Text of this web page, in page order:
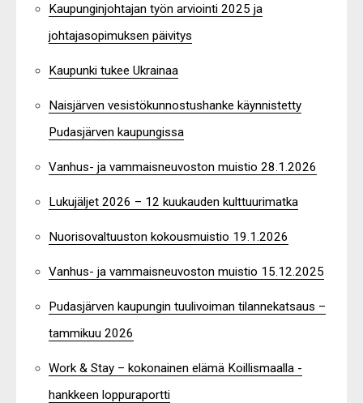
Kaupunginjohtajan työn arviointi 2025 ja
johtajasopimuksen päivitys
Kaupunki tukee Ukrainaa
Naisjärven vesistökunnostushanke käynnistetty
Pudasjärven kaupungissa
Vanhus- ja vammaisneuvoston muistio 28.1.2026
Lukujäljet 2026 – 12 kuukauden kulttuurimatka
Nuorisovaltuuston kokousmuistio 19.1.2026
Vanhus- ja vammaisneuvoston muistio 15.12.2025
Pudasjärven kaupungin tuulivoiman tilannekatsaus –
tammikuu 2026
Work & Stay – kokonainen elämä Koillismaalla -
hankkeen loppuraportti